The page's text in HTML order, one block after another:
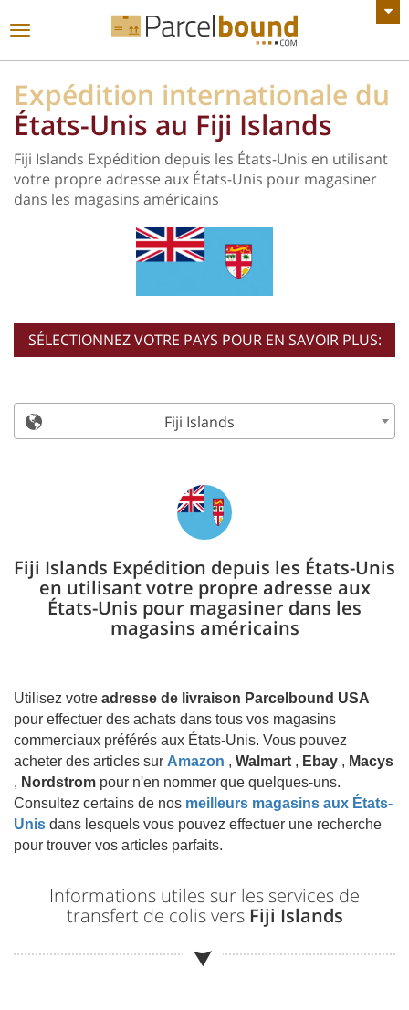
VOIR TOUTES LES ANNONCES
Basculer
Expédition internationale du
États-Unis au Fiji Islands
Fiji Islands Expédition depuis les États-Unis en utilisant
votre propre adresse aux États-Unis pour magasiner
dans les magasins américains
SÉLECTIONNEZ VOTRE PAYS POUR EN SAVOIR PLUS:
Fiji Islands
Fiji Islands Expédition depuis les États-Unis
en utilisant votre propre adresse aux
États-Unis pour magasiner dans les
magasins américains
Utilisez votre adresse de livraison Parcelbound USA
pour effectuer des achats dans tous vos magasins
commerciaux préférés aux États-Unis. Vous pouvez
acheter des articles sur Amazon , Walmart , Ebay , Macys
, Nordstrom pour n'en nommer que quelques-uns.
Consultez certains de nos meilleurs magasins aux États-
Unis dans lesquels vous pouvez effectuer une recherche
pour trouver vos articles parfaits.
Informations utiles sur les services de
transfert de colis vers Fiji Islands